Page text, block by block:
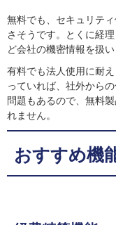
無料でも、セキュリテ
さそうです。とくに経
ど会社の機密情報を扱い
有料でも法人使用に耐
っていれば、社外から
問題もあるので、無料
れません。
おすすめ機